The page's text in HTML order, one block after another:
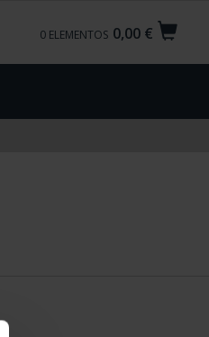
0,00 €
0 ELEMENTOS